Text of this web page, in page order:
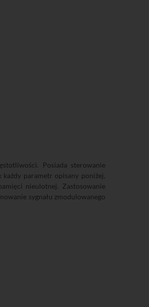
Posiada sterowanie
parametr opisany poniżej,
nieulotnej. Zastosowanie
sygnału zmodulowanego